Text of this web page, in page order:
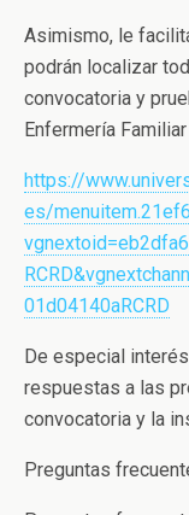
Asimismo, le
podrán localizar
convocatoria y
Enfermería
https://
es/
01d04140aRCRD
De especial
respuestas a las
convocatoria y la
Preguntas